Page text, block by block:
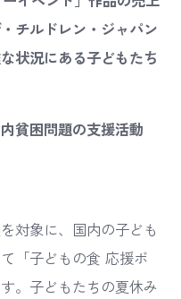
チルドレン・ジャパン
状況にある子どもたち
貧困問題の支援活動
対象に、国内の子ども
「子どもの食 応援ボ
。子どもたちの夏休み